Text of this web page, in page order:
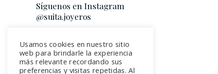
Síguenos en Instagram
@suita.joyeros
Usamos cookies en nuestro sitio
web para brindarle la experiencia
más relevante recordando sus
preferencias y visitas repetidas. Al